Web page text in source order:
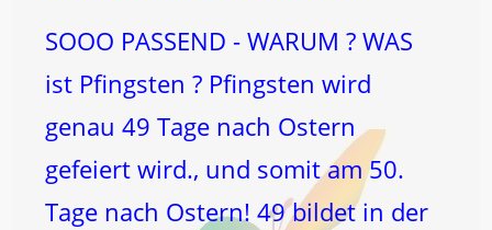
SOOO PASSEND - WARUM ? WAS
ist Pfingsten ? Pfingsten wird
genau 49 Tage nach Ostern
gefeiert wird., und somit am 50.
Tage nach Ostern! 49 bildet in der